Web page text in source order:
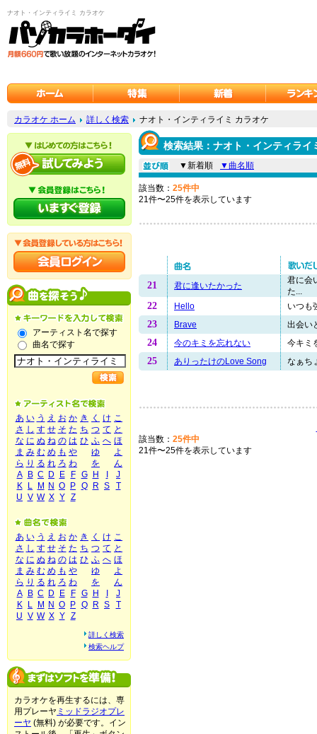
ナオト・インティライミ カラオケ
カラオケ ホーム 詳しく検索 ナオト・インティライミ カラオケ
アーティスト名で探す
曲名で探す
あ い う え お か き く け こ
さ し す せ そ た ち つ て と
な に ぬ ね の は ひ ふ へ ほ
ま み む め も や ゆ
よ
ら り る れ ろ わ を
ん
A
B C D E F G H
J
K
L M N O P Q R S
T
U V W X Y Z
あ い う え お か き く け こ
さ し す せ そ た ち つ て と
な に ぬ ね の は ひ ふ へ ほ
ま み む め も や ゆ
よ
ら り る れ ろ わ を
ん
A
B C D E F G H
J
K
L M N O P Q R S
T
U V W X Y Z
詳しく検索
検索ヘルプ
カラオケを再生するには、専
用プレーヤ ミッドラジオプレ
ーヤ (無料) が必要です。イン
検索結果：ナオト・インティライ
▼新着順 ▼曲名順
該当数： 25件中
21件〜25件を表示しています
21 君に逢いたかった
君に会
た...
22 Hello いつも
23 Brave 出会い
24 今のキミを忘れない 今キミ
25 ありったけのLove Song なぁち
該当数： 25件中
21件〜25件を表示しています